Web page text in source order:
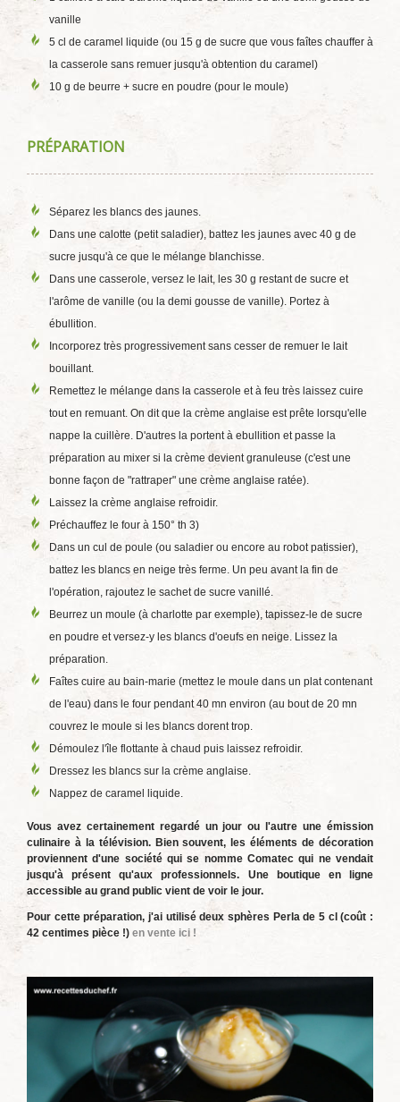
vanille
5 cl de caramel liquide (ou 15 g de sucre que vous faîtes chauffer à
la casserole sans remuer jusqu'à obtention du caramel)
10 g de beurre + sucre en poudre (pour le moule)
PRÉPARATION
Séparez les blancs des jaunes.
Dans une calotte (petit saladier), battez les jaunes avec 40 g de
sucre jusqu'à ce que le mélange blanchisse.
Dans une casserole, versez le lait, les 30 g restant de sucre et
l'arôme de vanille (ou la demi gousse de vanille). Portez à
ébullition.
Incorporez très progressivement sans cesser de remuer le lait
bouillant.
Remettez le mélange dans la casserole et à feu très laissez cuire
tout en remuant. On dit que la crème anglaise est prête lorsqu'elle
nappe la cuillère. D'autres la portent à ebullition et passe la
préparation au mixer si la crème devient granuleuse (c'est une
bonne façon de "rattraper" une crème anglaise ratée).
Laissez la crème anglaise refroidir.
Préchauffez le four à 150° th 3)
Dans un cul de poule (ou saladier ou encore au robot patissier),
battez les blancs en neige très ferme. Un peu avant la fin de
l'opération, rajoutez le sachet de sucre vanillé.
Beurrez un moule (à charlotte par exemple), tapissez-le de sucre
en poudre et versez-y les blancs d'oeufs en neige. Lissez la
préparation.
Faîtes cuire au bain-marie (mettez le moule dans un plat contenant
de l'eau) dans le four pendant 40 mn environ (au bout de 20 mn
couvrez le moule si les blancs dorent trop.
Démoulez l'île flottante à chaud puis laissez refroidir.
Dressez les blancs sur la crème anglaise.
Nappez de caramel liquide.
Vous avez certainement regardé un jour ou l'autre une émission
culinaire à la télévision. Bien souvent, les éléments de décoration
proviennent d'une société qui se nomme Comatec qui ne vendait
jusqu'à présent qu'aux professionnels. Une boutique en ligne
accessible au grand public vient de voir le jour.
Pour cette préparation, j'ai utilisé deux sphères Perla de 5 cl (coût :
42 centimes pièce !) en vente ici !